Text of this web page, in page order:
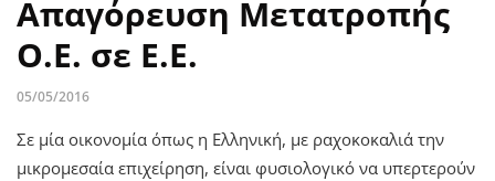
Απαγόρευση Μετατροπής
Ο.Ε. σε Ε.Ε.
05/05/2016
Σε μία οικονομία όπως η Ελληνική, με ραχοκοκαλιά την
μικρομεσαία επιχείρηση, είναι φυσιολογικό να υπερτερούν